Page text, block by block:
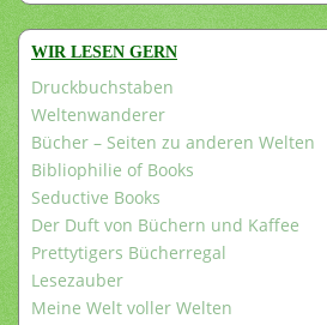
WIR LESEN GERN
Druckbuchstaben
Weltenwanderer
Bücher – Seiten zu anderen Welten
Bibliophilie of Books
Seductive Books
Der Duft von Büchern und Kaffee
Prettytigers Bücherregal
Lesezauber
Meine Welt voller Welten